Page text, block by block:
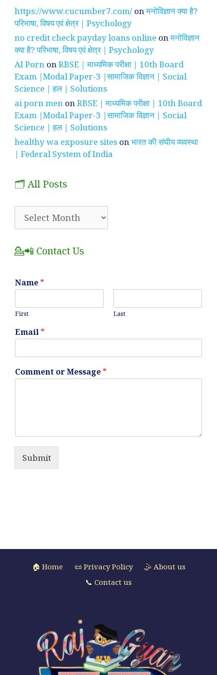
https://www.cucumber7.com/ onमनोविज्ञान क्या है?
परिभाषा, विषय एवं क्षेत्र | Psychology
no credit check payday loans online onमनोविज्ञान
क्या है? परिभाषा, विषय एवं क्षेत्र | Psychology
AI Porn onRBSE | माध्यमिक परीक्षा | 10th Board
Exam |Modal Paper-3 |सामाजिक विज्ञान | Social
Science | हल | Solutions
ai porn men onRBSE | माध्यमिक परीक्षा | 10th Board
Exam |Modal Paper-3 |सामाजिक विज्ञान | Social
Science | हल | Solutions
healthy wa exposure sites onभारत की संघीय व्यवस्था
| Federal System of India
🗂️ All Posts
💁📲 Contact Us
Name *
First Last
Email *
Comment or Message *
Submit
🏠 Home 📜 Privacy Policy
🤹 About us
📞 Contact us